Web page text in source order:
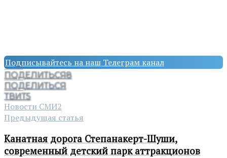
Подписывайтесь на наш Телеграм канал
ПОДЕЛИТЬСЯ8
ПОДЕЛИТЬСЯ
ТВИТ5
Новости СМИ2
Предыдущая статья
Канатная дорога Степанакерт-Шуши,
современный детский парк аттракционов